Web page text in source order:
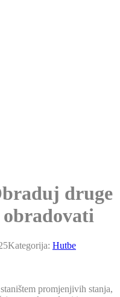
druge
Kategorija: Hutbe
promjenjivih stanja,